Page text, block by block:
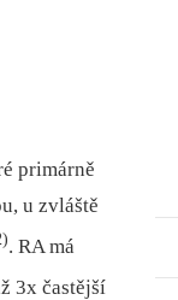
primárně
u zvláště
. RA má
3x častější